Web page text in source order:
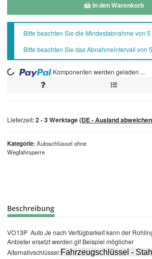
Kategorie Autoschlüssel ohne
Wegfahrsperre
In den Warenkorb
xBitte beachten Sie die Mindestabnahme von 5
Bitte beachten Sie das Abnahmeintervall von
Loading... Komponenten werden geladen ...
Lieferzeit:2 - 3 Werktage(DE - Ausland
Beschreibung
VO13P Auto Je nach Verfügbarkeit kann der
Anbieter ersetzt werden.gif Beispiel möglicher
Alternativschlüssel:Fahrzeugschlüssel -